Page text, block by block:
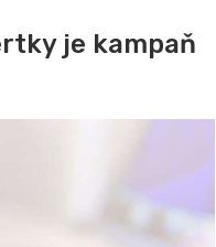
je kampaň